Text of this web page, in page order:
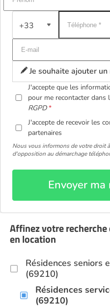
+33
Je souhaite ajouter
J'accepte que les
pour me recontacter dans
RGPD
J'accepte de recevoir les
partenaires
Nous vous informons de votre droit
d'opposition au démarchage
Envoyer ma
Affinez votre
en location
Résidences seniors
(69210)
Résidences
(69210)